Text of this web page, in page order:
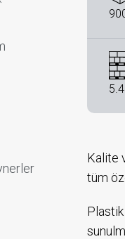
Kalite
tüm